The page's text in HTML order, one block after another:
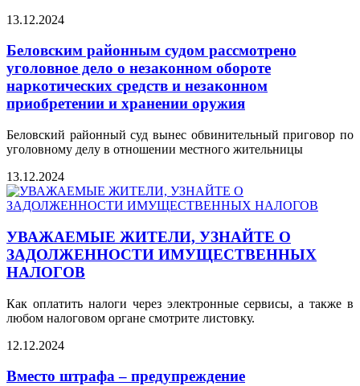
13.12.2024
Беловским районным судом рассмотрено
уголовное дело о незаконном обороте
наркотических средств и незаконном
приобретении и хранении оружия
Беловский районный суд вынес обвинительный приговор по
уголовному делу в отношении местного жительницы
13.12.2024
УВАЖАЕМЫЕ ЖИТЕЛИ, УЗНАЙТЕ О
ЗАДОЛЖЕННОСТИ ИМУЩЕСТВЕННЫХ
НАЛОГОВ
Как оплатить налоги через электронные сервисы, а также в
любом налоговом органе смотрите листовку.
12.12.2024
Вместо штрафа – предупреждение